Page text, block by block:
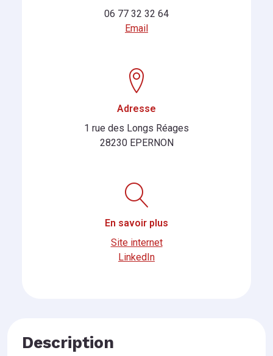
06 77 32 32 64
Email
Adresse
1 rue des Longs Réages
28230 EPERNON
En savoir plus
Site internet
LinkedIn
Description